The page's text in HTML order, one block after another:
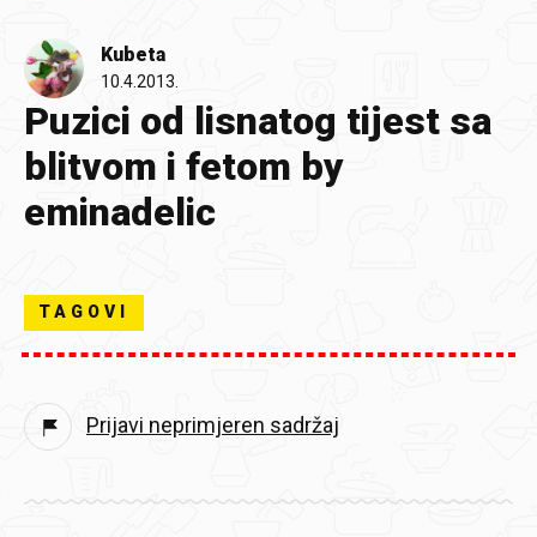
Kubeta
10.4.2013.
Puzici od lisnatog tijest sa
blitvom i fetom by
eminadelic
TAGOVI
Prijavi neprimjeren sadržaj